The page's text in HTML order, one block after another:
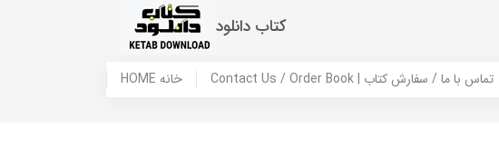
کتاب دانلود
HOME خانه Contact Us / Order Book | تماس با ما / سفارش کتاب